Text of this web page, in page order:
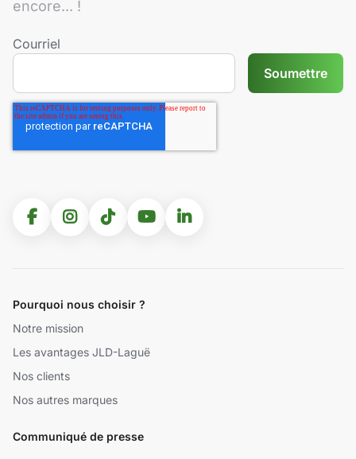
encore... !
Courriel
Pourquoi nous choisir ?
Notre mission
Les avantages JLD-Laguë
Nos clients
Nos autres marques
Communiqué de presse